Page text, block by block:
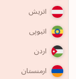
اتریش
اتیوپی
اردن
ارمنستان